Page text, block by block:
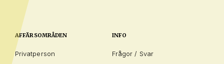
AFFÄRSOMRÅDEN
Privatperson
INFO
Frågor / Svar